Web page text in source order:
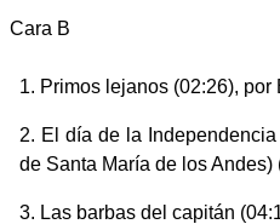
Cara B
Primos lejanos (02:26), por
El día de la
de Santa María de los Andes)
Las barbas del capitán